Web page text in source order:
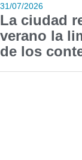
31/07/2026
La ciudad
verano la
de los